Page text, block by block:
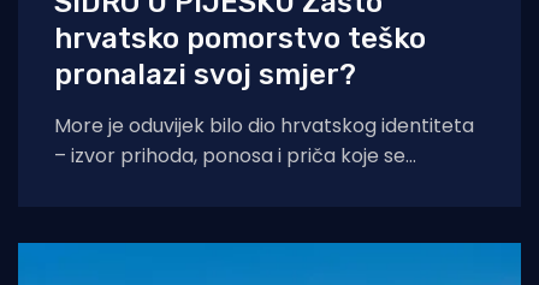
hrvatsko pomorstvo teško
pronalazi svoj smjer?
More je oduvijek bilo dio hrvatskog identiteta
– izvor prihoda, ponosa i priča koje se